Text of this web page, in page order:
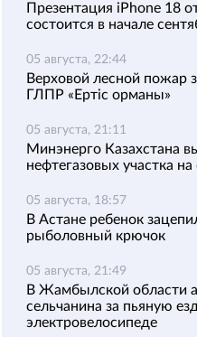
Презентация iPhone 18
состоится в начале
05 августа, 22:44
Верховой лесной пожар
ГЛПР «Ертіс орманы»
05 августа, 21:11
Минэнерго Казахстана
нефтегазовых участка
05 августа, 18:57
В Астане ребенок
рыболовный крючок
05 августа, 21:49
В Жамбылской области
сельчанина за пьяную
электровелосипеде